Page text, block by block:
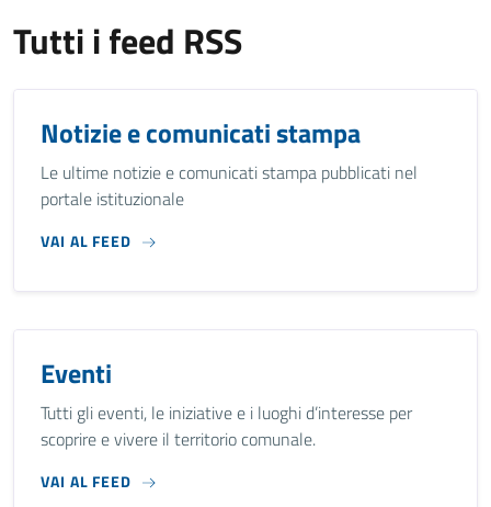
Tutti i feed RSS
Notizie e comunicati stampa
Le ultime notizie e comunicati stampa pubblicati nel
portale istituzionale
VAI AL FEED
Eventi
Tutti gli eventi, le iniziative e i luoghi d’interesse per
scoprire e vivere il territorio comunale.
VAI AL FEED